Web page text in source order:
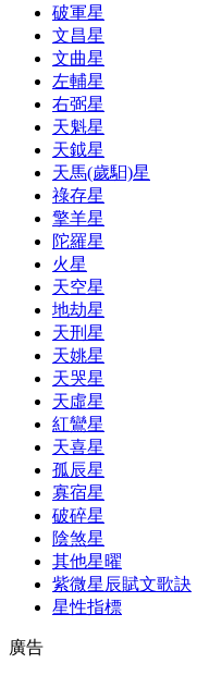
破軍星
文昌星
文曲星
左輔星
右弼星
天魁星
天鉞星
天馬(歲馹)星
祿存星
擎羊星
陀羅星
火星
天空星
地劫星
天刑星
天姚星
天哭星
天虛星
紅鸞星
天喜星
孤辰星
寡宿星
破碎星
陰煞星
其他星曜
紫微星辰賦文歌訣
星性指標
廣告